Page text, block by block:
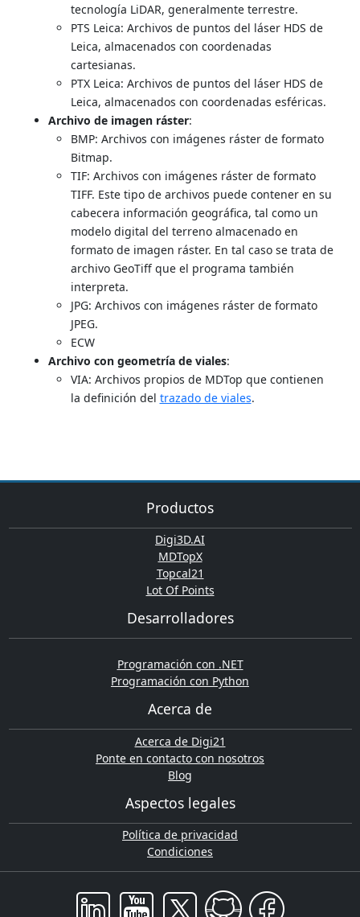
tecnología LiDAR, generalmente terrestre.
PTS Leica: Archivos de puntos del láser HDS de
Leica, almacenados con coordenadas
cartesianas.
PTX Leica: Archivos de puntos del láser HDS de
Leica, almacenados con coordenadas esféricas.
Archivo de imagen ráster:
BMP: Archivos con imágenes ráster de formato
Bitmap.
TIF: Archivos con imágenes ráster de formato
TIFF. Este tipo de archivos puede contener en su
cabecera información geográfica, tal como un
modelo digital del terreno almacenado en
formato de imagen ráster. En tal caso se trata de
archivo GeoTiff que el programa también
interpreta.
JPG: Archivos con imágenes ráster de formato
JPEG.
ECW
Archivo con geometría de viales:
VIA: Archivos propios de MDTop que contienen
la definición del trazado de viales.
Productos
Digi3D.AI
MDTopX
Topcal21
Lot Of Points
Desarrolladores
Programación con .NET
Programación con Python
Acerca de
Acerca de Digi21
Ponte en contacto con nosotros
Blog
Aspectos legales
Política de privacidad
Condiciones